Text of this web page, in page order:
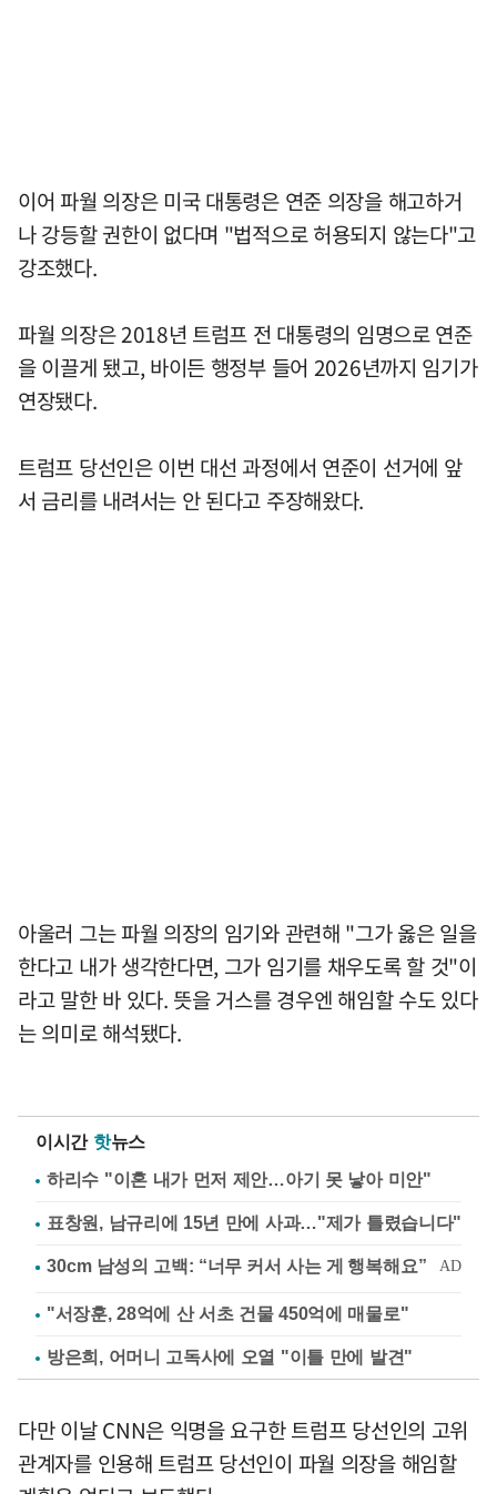
이어 파월 의장은 미국 대통령은 연준 의장을 해고하거
나 강등할 권한이 없다며 "법적으로 허용되지 않는다"고
강조했다.
파월 의장은 2018년 트럼프 전 대통령의 임명으로 연준
을 이끌게 됐고, 바이든 행정부 들어 2026년까지 임기가
연장됐다.
트럼프 당선인은 이번 대선 과정에서 연준이 선거에 앞
서 금리를 내려서는 안 된다고 주장해왔다.
아울러 그는 파월 의장의 임기와 관련해 "그가 옳은 일을
한다고 내가 생각한다면, 그가 임기를 채우도록 할 것"이
라고 말한 바 있다. 뜻을 거스를 경우엔 해임할 수도 있다
는 의미로 해석됐다.
이시간 핫뉴스
하리수 "이혼 내가 먼저 제안…아기 못 낳아 미안"
표창원, 남규리에 15년 만에 사과…"제가 틀렸습니다"
"서장훈, 28억에 산 서초 건물 450억에 매물로"
방은희, 어머니 고독사에 오열 "이틀 만에 발견"
다만 이날 CNN은 익명을 요구한 트럼프 당선인의 고위
관계자를 인용해 트럼프 당선인이 파월 의장을 해임할